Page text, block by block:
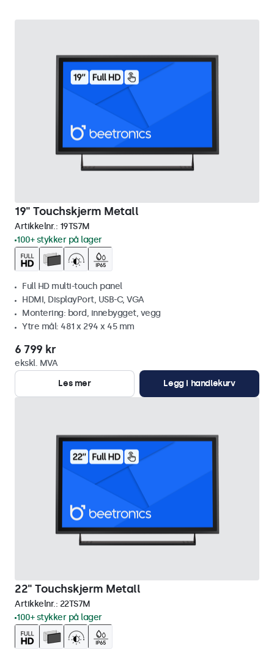
19" Touchskjerm Metall
Artikkelnr.: 19TS7M
100+ stykker på lager
Full HD multi-touch panel
HDMI, DisplayPort, USB-C, VGA
Montering: bord, innebygget, vegg
Ytre mål: 481 x 294 x 45 mm
6 799 kr
ekskl. MVA
Les mer
Legg i handlekurv
22" Touchskjerm Metall
Artikkelnr.: 22TS7M
100+ stykker på lager